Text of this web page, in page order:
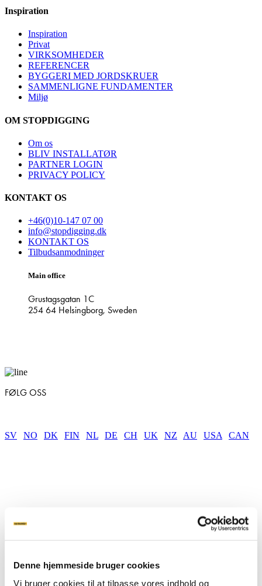
Denne hjemmeside bruger cookies
Vi bruger cookies til at tilpasse vores indhold og
Inspiration
Inspiration
Privat
VIRKSOMHEDER
REFERENCER
BYGGERI MED JORDSKRUER
SAMMENLIGNE FUNDAMENTER
Miljø
OM STOPDIGGING
Om os
BLIV INSTALLATØR
PARTNER LOGIN
PRIVACY POLICY
KONTAKT OS
+46(0)10-147 07 00
info@stopdigging.dk
KONTAKT OS
Tilbudsanmodninger
Main office
Grustagsgatan 1C
254 64 Helsingborg, Sweden
FØLG OSS
SV NO DK FIN NL DE CH UK NZ AU USA CAN
Ground screw price
Our screws
Attachments